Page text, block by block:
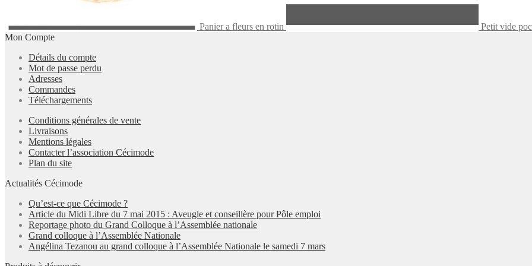
Panier a fleurs en rotin
Petit vide
Mon Compte
Détails du compte
Mot de passe perdu
Adresses
Commandes
Téléchargements
Conditions générales de vente
Livraisons
Mentions légales
Contacter l’association Cécimode
Plan du site
Actualités Cécimode
Qu’est-ce que Cécimode ?
Article du Midi Libre du 7 mai 2015 : Aveugle et conseillère pour Pôle emploi
Reportage photo du Grand Colloque à l’Assemblée nationale
Grand colloque à l’Assemblée Nationale
Angélina Tezanou au grand colloque à l’Assemblée Nationale le samedi 7 mars